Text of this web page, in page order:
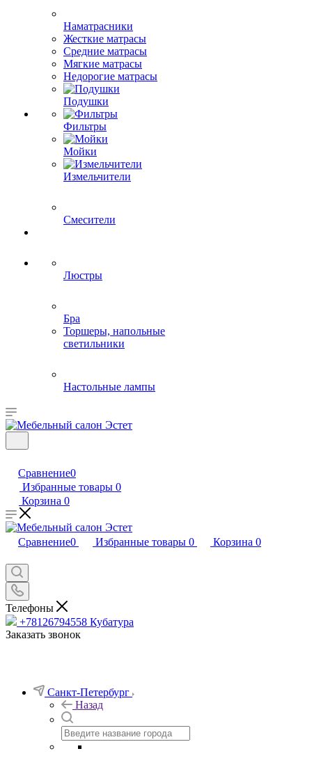
Наматрасники
Жесткие матрасы
Средние матрасы
Мягкие матрасы
Недорогие матрасы
Подушки
Фильтры
Мойки
Измельчители
Смесители
Люстры
Бра
Торшеры, напольные
светильники
Настольные лампы
Сравнение0
Избранные товары 0
Корзина 0
Сравнение0 Избранные товары 0 Корзина 0
Телефоны
+78126794558 Кубатура
Заказать звонок
Санкт-Петербург
Назад